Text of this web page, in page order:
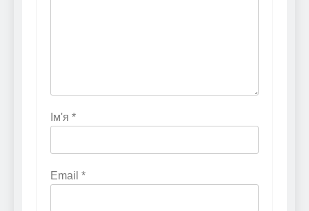
Ім'я *
Email *